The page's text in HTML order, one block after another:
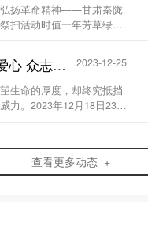
扬革命精神——甘肃秦陇
扫活动时值一年芳草绿，
及校团委的组织领导下，
情系灾区献爱心 众志成城渡难关...
2023-12-25
生命的厚度，却终究抵挡
力。2023年12月18日23时
查看更多动态 +